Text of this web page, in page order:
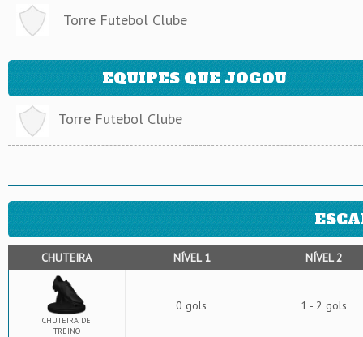
Torre Futebol Clube
EQUIPES QUE JOGOU
Torre Futebol Clube
CHUTEIRA NÍVEL 1 NÍVEL 2
CHUTEIRA DE
TREINO
0 gols 1 - 2 gols